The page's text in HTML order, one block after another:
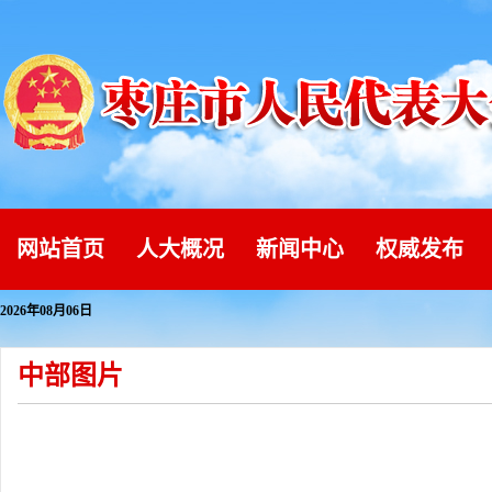
网站首页 人大概况 新闻中心 权威发布
2026年08月06日
中部图片